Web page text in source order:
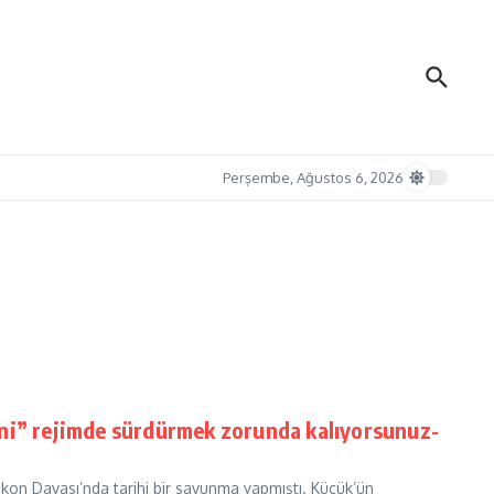
Perşembe, Ağustos 6, 2026
rejimde sürdürmek zorunda kalıyorsunuz-
Davası’nda tarihi bir savunma yapmıştı. Küçük’ün